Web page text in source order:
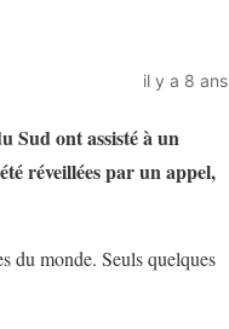
il y a 8 ans
Sud ont assisté à un
réveillées par un appel,
du monde. Seuls quelques